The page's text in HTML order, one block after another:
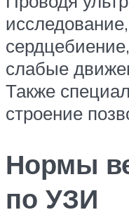
слабые
Также
строение
Нормы
по УЗИ